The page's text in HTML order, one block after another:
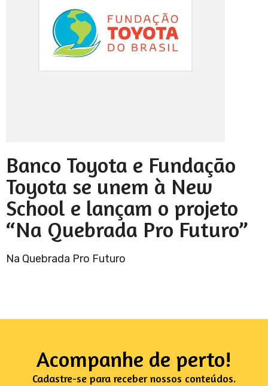
Banco Toyota e Fundação
Toyota se unem à New
School e lançam o projeto
“Na Quebrada Pro Futuro”
Na Quebrada Pro Futuro
Acompanhe de perto!
Cadastre-se para receber nossos conteúdos.